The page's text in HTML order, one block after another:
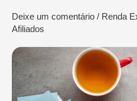
Deixe um comentário / Renda
Afiliados